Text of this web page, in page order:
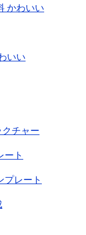
かわいい
いい
チャー
ート
プレート